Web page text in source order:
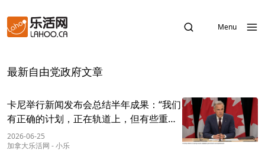
Menu
最新自由党政府文章
卡尼举行新闻发布会总结半年成果：“我们
有正确的计划，正在轨道上，但有些重大
回报需要时间。”
2026-06-25
加拿大乐活网 -小乐